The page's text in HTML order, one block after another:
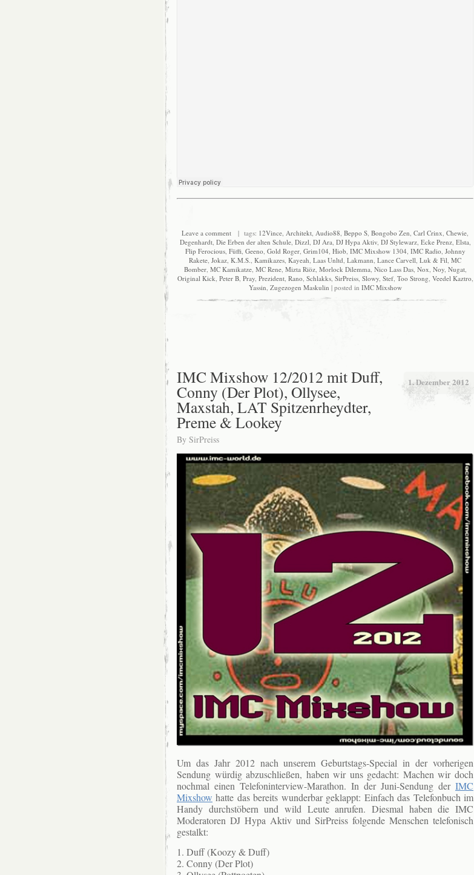
Leave a comment | tags: 12Vince Architekt Audio88 Beppo S Bongobo Zen Carl Crinx Chewie
Degenhardt, Die Erben der alten Schule, Dizzl DJ Ara DJ Hypa Aktiv, DJ Stylewarz, Ecke Prenz, Elsta
Flip Ferocious, Füffi Geeno, Gold Roger, Grim104, Hiob, IMC Mixshow 1304, IMC Radio, Johnny
Rakete Jokaz K.M.S. Kamikazes Kayeah Laas Unltd Lakmann Lance Carvell Luk & Fil MC
Bomber, MC Kamikatze, MC Rene, Mizta Riöz, Morlock Dilemma Nico Lass Das, Nox Noy, Nugat,
Original Kick Peter B, Pray, Prezident, Rano, Schlakks, SirPreiss, Slowy, Stef, Too Strong Veedel Kaztro,
Yassin Zugezogen Maskulin | posted in IMC Mixshow
1. Dezember 2012
IMC Mixshow 12/2012 mit Duff,
Conny (Der Plot), Ollysee,
Maxstah, LAT Spitzenrheydter,
Preme & Lookey
By SirPreiss
Um das Jahr 2012 nach unserem Geburtstags-Special in der vorherigen
Sendung würdig abzuschließen, haben wir uns gedacht: Machen wir doch
nochmal einen Telefoninterview-Marathon. In der Juni-Sendung der IMC
Mixshow hatte das bereits wunderbar geklappt: Einfach das Telefonbuch im
Handy durchstöbern und wild Leute anrufen. Diesmal haben die IMC
Moderatoren DJ Hypa Aktiv und SirPreiss folgende Menschen telefonisch
gestalkt:
1. Duff (Koozy & Duff)
2. Conny (Der Plot)